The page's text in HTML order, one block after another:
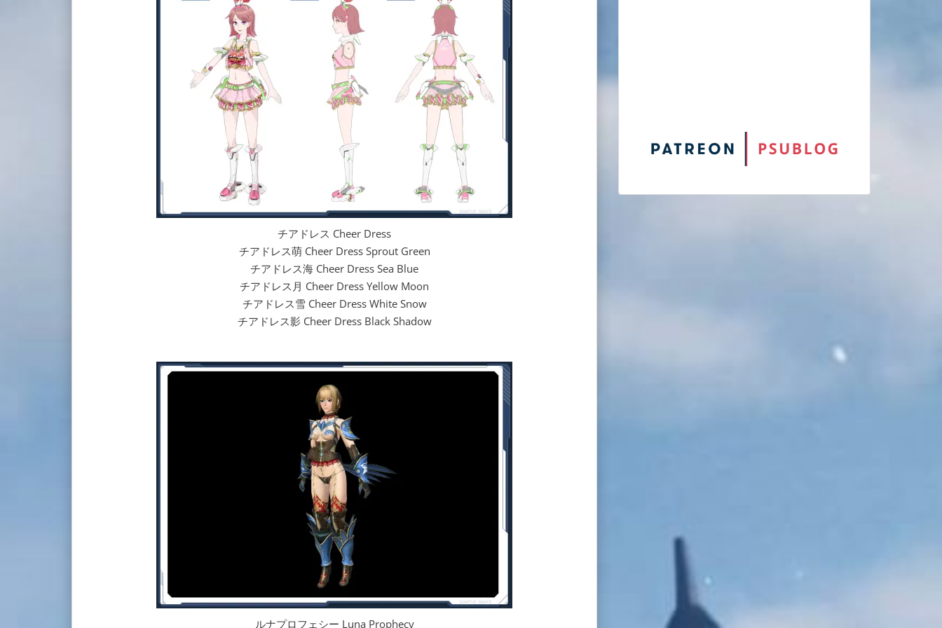
チアドレス Cheer Dress
チアドレス萌 Cheer Dress Sprout Green
チアドレス海 Cheer Dress Sea Blue
チアドレス月 Cheer Dress Yellow Moon
チアドレス雪 Cheer Dress White Snow
チアドレス影 Cheer Dress Black Shadow
ルナプロフェシー Luna Prophecy